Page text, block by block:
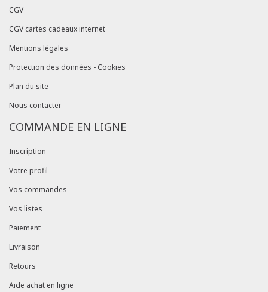
CGV
CGV cartes cadeaux internet
Mentions légales
Protection des données - Cookies
Plan du site
Nous contacter
COMMANDE EN LIGNE
Inscription
Votre profil
Vos commandes
Vos listes
Paiement
Livraison
Retours
Aide achat en ligne